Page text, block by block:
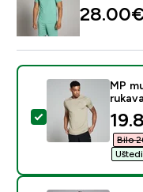
Odaberi ovaj
MP
Bilo